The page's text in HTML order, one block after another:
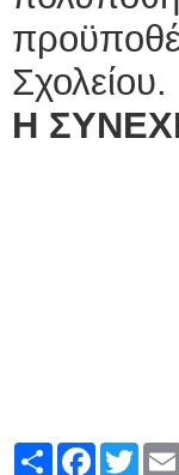
Σχολείου.
Η
ShareFacebook